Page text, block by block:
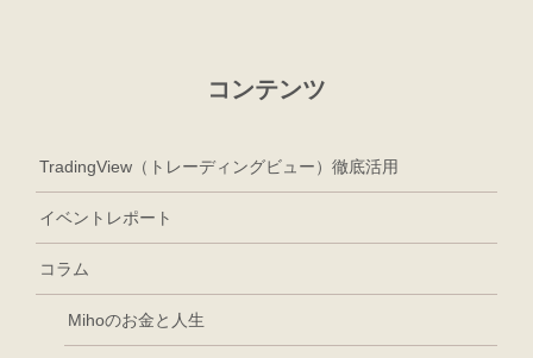
コンテンツ
TradingView（トレーディングビュー）徹底活用
イベントレポート
コラム
Mihoのお金と人生